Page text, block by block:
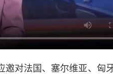
邀对法国、塞尔维亚、匈